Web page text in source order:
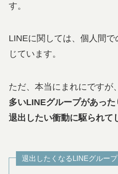
す。
LINEに関しては、個人間
じています。
ただ、本当にまれにですが、
多いLINEグループがあっ
退出したい衝動に駆られて
退出したくなるLINEグループ